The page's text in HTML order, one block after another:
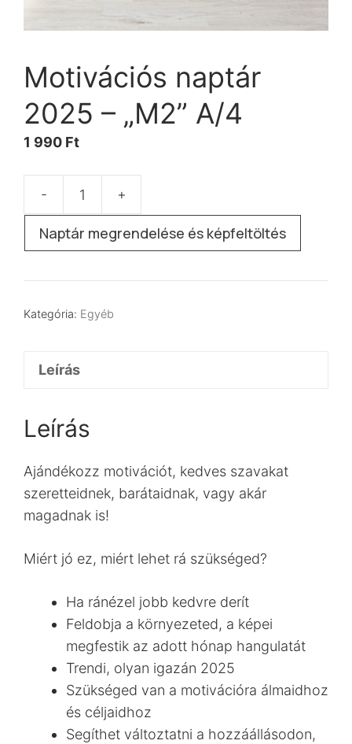
Motivációs naptár
2025 – „M2” A/4
1 990 Ft
-
naptár
2025
+
Naptár megrendelése és képfeltöltés
Kategória: Egyéb
Leírás
Leírás
Ajándékozz motivációt, kedves szavakat
szeretteidnek, barátaidnak, vagy akár
magadnak is!
Miért jó ez, miért lehet rá szükséged?
Ha ránézel jobb kedvre derít
Feldobja a környezeted, a képei
megfestik az adott hónap hangulatát
Trendi, olyan igazán 2025
Szükséged van a motivációra álmaidhoz
és céljaidhoz
Segíthet változtatni a hozzáállásodon,